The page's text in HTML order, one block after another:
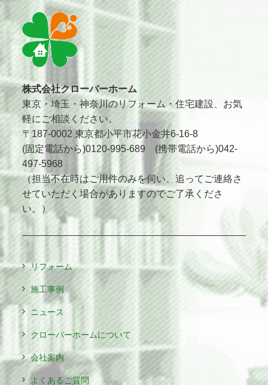
株式会社クローバーホーム
東京・埼玉・神奈川のリフォーム・住宅建設、お気
軽にご相談ください。
〒187-0002 東京都小平市花小金井6-16-8
(固定電話から)0120-995-689 (携帯電話から)042-
497-5968
（担当不在時はご用件のみを伺い、追ってご連絡さ
せていただく場合がありますのでご了承くださ
い。）
リフォーム
施工事例
ニュース
クローバーホームについて
会社案内
よくあるご質問